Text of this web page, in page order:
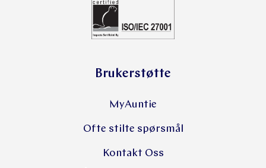
Brukerstøtte
MyAuntie
Ofte stilte spørsmål
Kontakt Oss